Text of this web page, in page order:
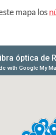
mapa los